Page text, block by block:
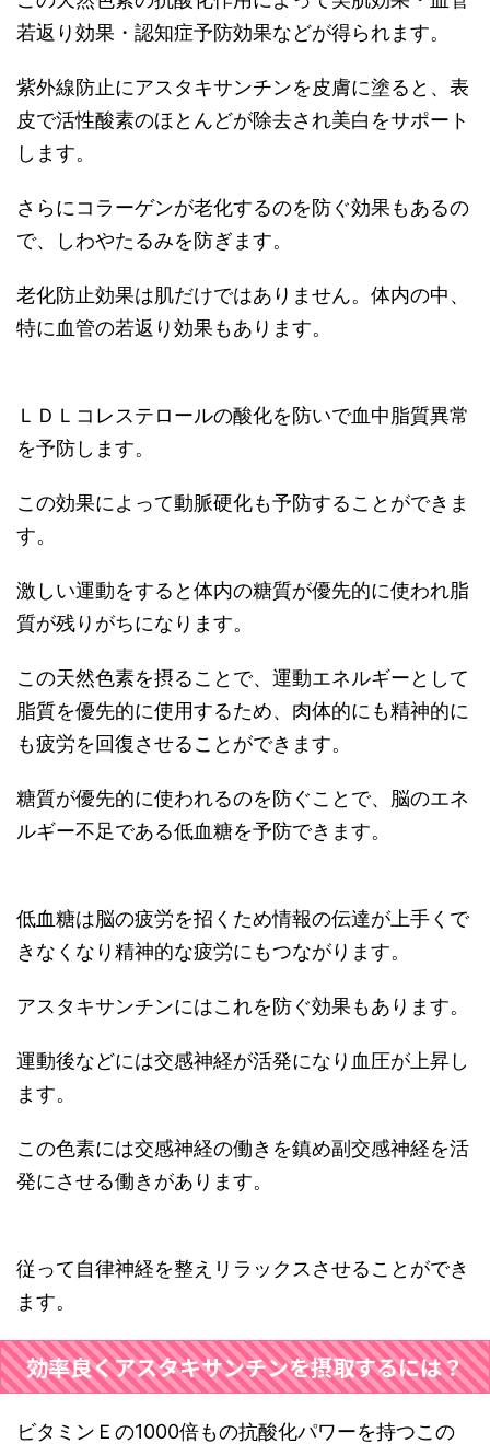
若返り効果・認知症予防効果などが得られます。
紫外線防止にアスタキサンチンを皮膚に塗ると、表
皮で活性酸素のほとんどが除去され美白をサポート
します。
さらにコラーゲンが老化するのを防ぐ効果もあるの
で、しわやたるみを防ぎます。
老化防止効果は肌だけではありません。体内の中、
特に血管の若返り効果もあります。
ＬＤＬコレステロールの酸化を防いで血中脂質異常
を予防します。
この効果によって動脈硬化も予防することができま
す。
激しい運動をすると体内の糖質が優先的に使われ脂
質が残りがちになります。
この天然色素を摂ることで、運動エネルギーとして
脂質を優先的に使用するため、肉体的にも精神的に
も疲労を回復させることができます。
糖質が優先的に使われるのを防ぐことで、脳のエネ
ルギー不足である低血糖を予防できます。
低血糖は脳の疲労を招くため情報の伝達が上手くで
きなくなり精神的な疲労にもつながります。
アスタキサンチンにはこれを防ぐ効果もあります。
運動後などには交感神経が活発になり血圧が上昇し
ます。
この色素には交感神経の働きを鎮め副交感神経を活
発にさせる働きがあります。
従って自律神経を整えリラックスさせることができ
ます。
効率良くアスタキサンチンを摂取するには？
ビタミンＥの1000倍もの抗酸化パワーを持つこの